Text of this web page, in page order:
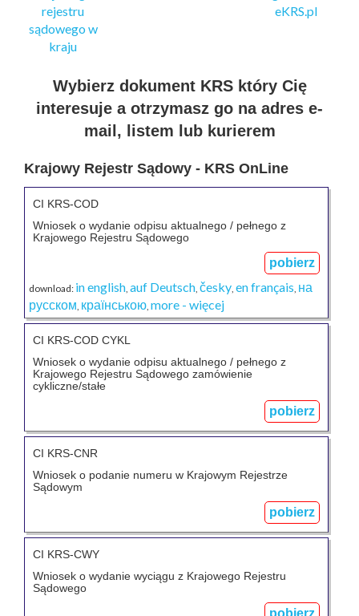
Wybierz dokument KRS który Cię
interesuje a otrzymasz go na adres e-
mail, listem lub kurierem
Krajowy Rejestr Sądowy - KRS OnLine
CI KRS-COD
Wniosek o wydanie odpisu aktualnego / pełnego z
Krajowego Rejestru Sądowego
pobierz
download: in english, auf Deutsch, česky, en français, на
русском, країнською, more - więcej
CI KRS-COD CYKL
Wniosek o wydanie odpisu aktualnego / pełnego z
Krajowego Rejestru Sądowego zamówienie
cykliczne/stałe
pobierz
CI KRS-CNR
Wniosek o podanie numeru w Krajowym Rejestrze
Sądowym
pobierz
CI KRS-CWY
Wniosek o wydanie wyciągu z Krajowego Rejestru
Sądowego
pobierz